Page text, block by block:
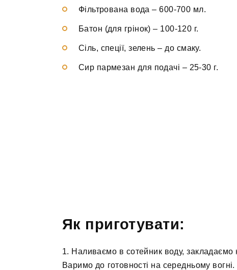
Фільтрована вода –600-700 мл.
Батон (для грінок) – 100-120 г.
Сіль, спеції, зелень – до смаку.
Сир пармезан для подачі – 25-30 г.
Як приготувати:
1. Наливаємо в сотейник воду, закладаємо
Варимо до готовності на середньому вогні.